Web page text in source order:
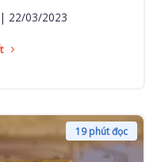
22/03/2023
19 phút đọc